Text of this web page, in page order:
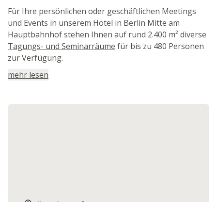
Für Ihre persönlichen oder geschäftlichen Meetings
und Events in unserem Hotel in Berlin Mitte am
Hauptbahnhof stehen Ihnen auf rund 2.400 m² diverse
Tagungs- und Seminarräume für bis zu 480 Personen
zur Verfügung.
mehr lesen